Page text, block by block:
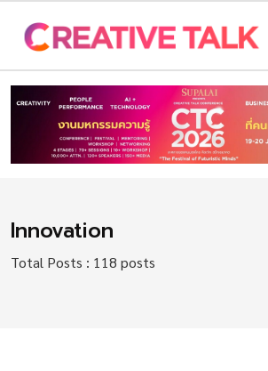
Innovation
Total Posts : 118 posts